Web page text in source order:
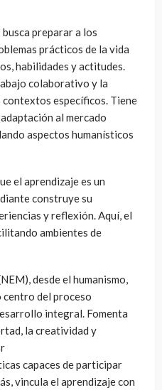
preparar a los
prácticos de la vida
habilidades y actitudes.
colaborativo y la
específicos. Tiene
al mercado
aspectos humanísticos
el aprendizaje es un
construye su
y reflexión. Aquí, el
ambientes de
desde el humanismo,
centro del proceso
integral. Fomenta
la creatividad y
capaces de participar
vincula el aprendizaje con